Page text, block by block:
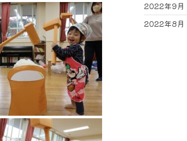
2022年9月
2022年8月